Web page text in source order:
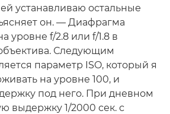
устанавливаю остальные
он. — Диафрагма
уровне f/2.8 или f/1.8 в
Следующим
параметр ISO, который я
на уровне 100, и
под него. При дневном
выдержку 1/2000 сек. с